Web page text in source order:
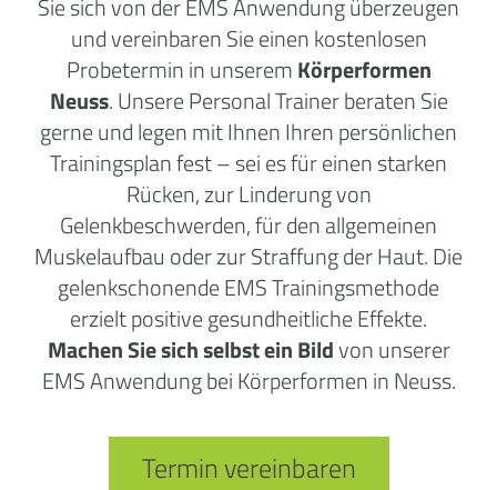
Sie sich von der EMS Anwendung überzeugen
und vereinbaren Sie einen kostenlosen
Probetermin in unseremKörperformen
Neuss. Unsere Personal Trainer beraten Sie
gerne und legen mit Ihnen Ihren persönlichen
Trainingsplan fest – sei es für einen starken
Rücken, zur Linderung von
Gelenkbeschwerden, für den allgemeinen
Muskelaufbau oder zur Straffung der Haut. Die
gelenkschonende EMS Trainingsmethode
erzielt positive gesundheitliche Effekte.
Machen Sie sich selbst ein Bildvon unserer
EMS Anwendung bei Körperformen in Neuss.
Termin vereinbaren